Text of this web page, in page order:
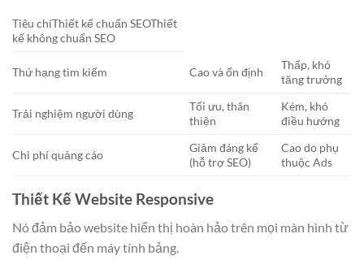
Tiêu chíThiết kế chuẩn SEOThiết
kế không chuẩn SEO
Thứ hạng tìm kiếm Cao và ổn định
Thấp, khó
tăng trưởng
Trải nghiệm người dùng
Tối ưu, thân
thiện
Kém, khó
điều hướng
Chi phí quảng cáo
Giảm đáng kể
(hỗ trợ SEO)
Cao do phụ
thuộc Ads
Thiết Kế Website Responsive
Nó đảm bảo website hiển thị hoàn hảo trên mọi màn hình từ
điện thoại đến máy tính bảng.